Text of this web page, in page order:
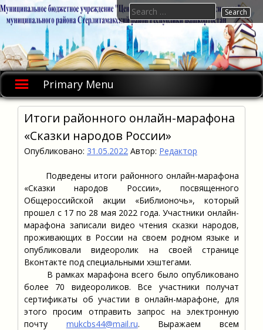
Skip
to
Primary Menu
Search
for:
Итоги районного онлайн-марафона
«Сказки народов России»
Опубликовано: 31.05.2022 Автор: Редактор
Подведены итоги районного онлайн-марафона
«Сказки народов России», посвященного
Общероссийской акции «Библионочь», который
прошел с 17 по 28 мая 2022 года. Участники онлайн-
марафона записали видео чтения сказки народов,
проживающих в России на своем родном языке и
опубликовали видеоролик на своей странице
Вконтакте под специальными хэштегами.
В рамках марафона всего было опубликовано
более 70 видеороликов. Все участники получат
сертификаты об участии в онлайн-марафоне, для
этого просим отправить запрос на электронную
почту mukcbs44@mail.ru. Выражаем всем